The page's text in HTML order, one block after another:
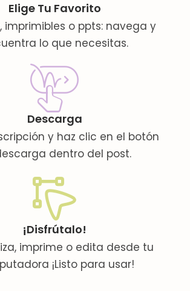
Elige Tu Favorito
imprimibles o ppts: navega y
lo que necesitas.
Descarga
y haz clic en el botón
dentro del post.
¡Disfrútalo!
imprime o edita desde tu
¡Listo para usar!